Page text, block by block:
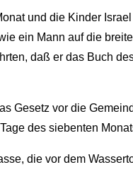
und die Kinder
ein Mann auf die
daß er das Buch
Gesetz vor die
des siebenten
die vor dem